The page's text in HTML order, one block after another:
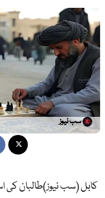
سب نیوز
کابل (سب نیوز)طالبان کی